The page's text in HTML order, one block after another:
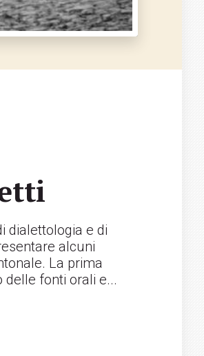
dialettologia e di
alcuni
La prima
delle fonti orali e...